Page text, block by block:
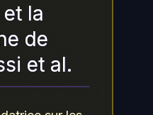
la
de
et al.